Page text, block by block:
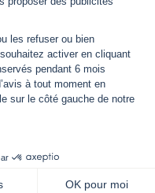
X
LinkedIn
YouTube
Instagram